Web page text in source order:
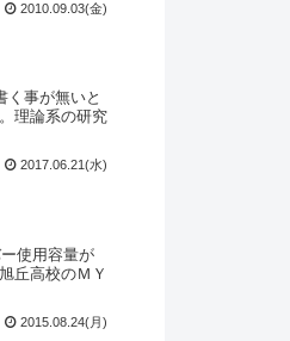
2010.09.03(金)
く事が無いと
理論系の研究
2017.06.21(水)
使用容量が
丘高校のＭＹ
2015.08.24(月)